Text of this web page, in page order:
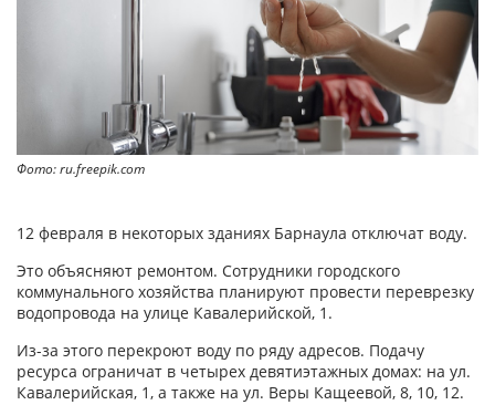
Фото: ru.freepik.com
12 февраля в некоторых зданиях Барнаула отключат воду.
Это объясняют ремонтом. Сотрудники городского
коммунального хозяйства планируют провести переврезку
водопровода на улице Кавалерийской, 1.
Из-за этого перекроют воду по ряду адресов. Подачу
ресурса ограничат в четырех девятиэтажных домах: на ул.
Кавалерийская, 1, а также на ул. Веры Кащеевой, 8, 10, 12.